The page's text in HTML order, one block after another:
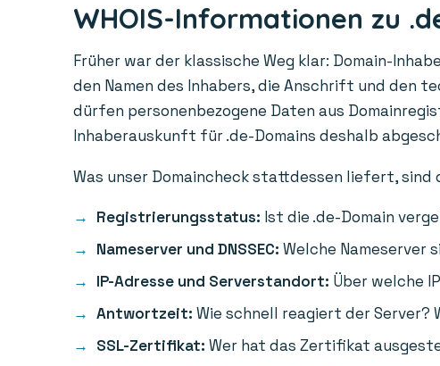
WHOIS-Informationen zu
Früher war der klassische Weg klar: Domain-
den Namen des Inhabers, die Anschrift und den
dürfen personenbezogene Daten aus
Inhaberauskunft für .de-Domains deshalb
Was unser Domaincheck stattdessen liefert,
Registrierungsstatus: Ist die .de-Domain
Nameserver und DNSSEC: Welche Nameserver
IP-Adresse und Serverstandort: Über welche
Antwortzeit: Wie schnell reagiert der Server?
SSL-Zertifikat: Wer hat das Zertifikat